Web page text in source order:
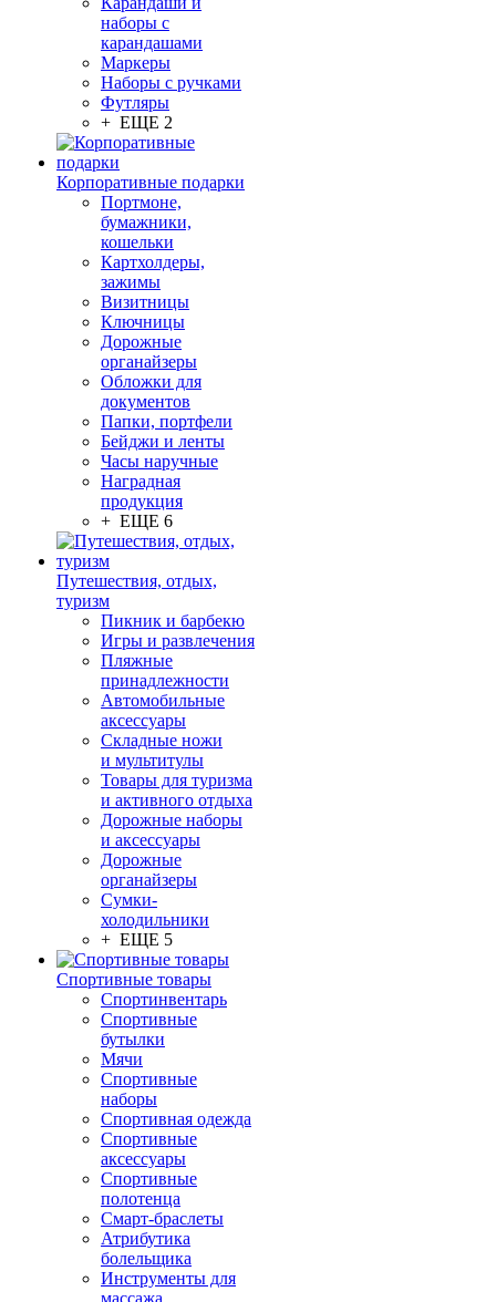
наборы с
карандашами
Маркеры
Наборы с ручками
Футляры
+ ЕЩЕ 2
Корпоративные подарки
Портмоне,
бумажники,
кошельки
Картхолдеры,
зажимы
Визитницы
Ключницы
Дорожные
органайзеры
Обложки для
документов
Папки, портфели
Бейджи и ленты
Часы наручные
Наградная
продукция
+ ЕЩЕ 6
Путешествия, отдых,
туризм
Пикник и барбекю
Игры и развлечения
Пляжные
принадлежности
Автомобильные
аксессуары
Складные ножи
и мультитулы
Товары для туризма
и активного отдыха
Дорожные наборы
и аксессуары
Дорожные
органайзеры
Сумки-
холодильники
+ ЕЩЕ 5
Спортивные товары
Спортинвентарь
Спортивные
бутылки
Мячи
Спортивные
наборы
Спортивная одежда
Спортивные
аксессуары
Спортивные
полотенца
Смарт-браслеты
Атрибутика
болельщика
Инструменты для
массажа